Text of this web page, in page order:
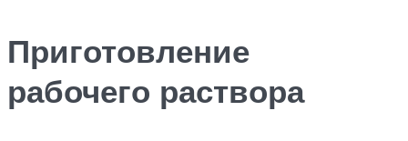
Приготовление
рабочего раствора